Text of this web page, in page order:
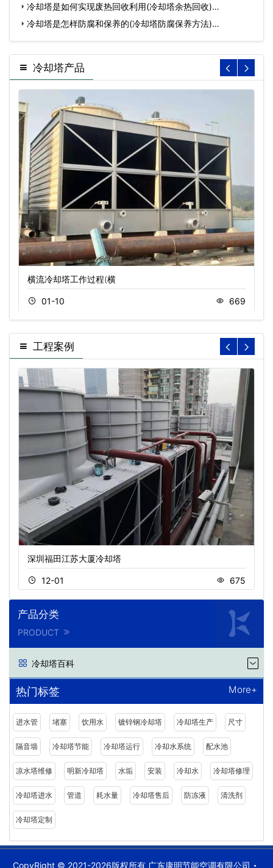
冷却塔是如何实现废热回收利用(冷却塔余热回收)…
冷却塔是怎样防腐和保养的(冷却塔防腐保养方法)…
冷却塔产品
横流冷却塔工作过程(横
01-10 669
工程案例
深圳福田江苏大厦冷却塔
12-01 675
产品分类
PRODUCT
冷却塔百科
热门标签 More+
进水管 堵塞 饮用水 镀锌钢冷却塔 冷却塔生产 尺寸
隔音墙 冷却塔节能 冷却塔运行 冷却水系统 配水池
凉水塔维修 明新冷却塔 水垢 安装 冷却水 冷却塔修理
冷却塔进水 管道 耗水量 冷却塔售后 防冻液 清洗剂
冷却塔定制
CopyRight © 2021-2026版权所有 广东康明节能空调有限公司